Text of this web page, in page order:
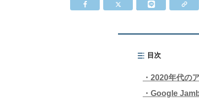
目次
2020年代の
Google